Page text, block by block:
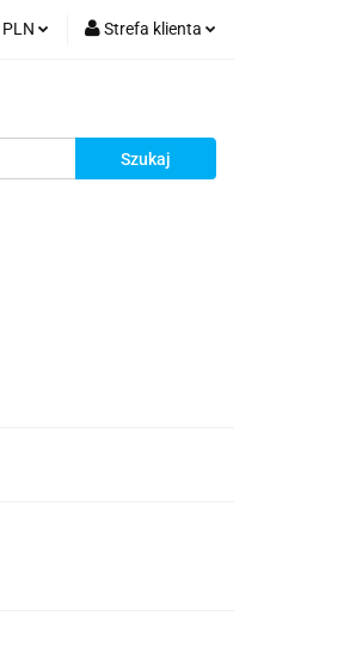
PLN Strefa klienta
Dodaj zgłoszenie